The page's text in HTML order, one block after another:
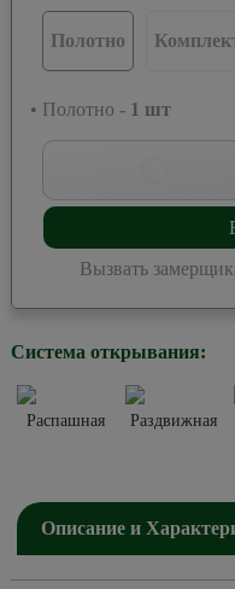
Полотно
• Полотно - 1 шт
Вызвать
Система открывания:
Распашная Раздвижная
Описание и